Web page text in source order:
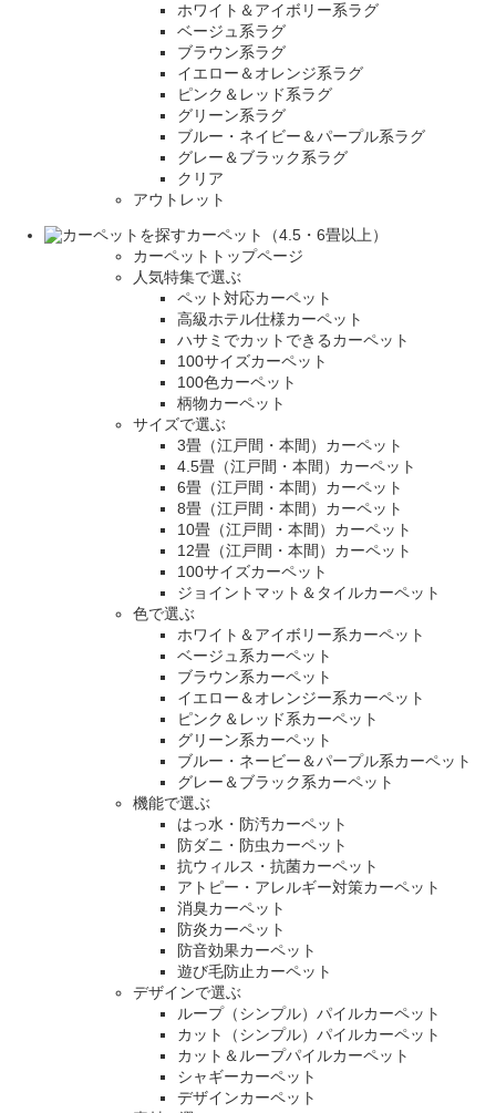
ホワイト＆アイボリー系ラグ
ベージュ系ラグ
ブラウン系ラグ
イエロー＆オレンジ系ラグ
ピンク＆レッド系ラグ
グリーン系ラグ
ブルー・ネイビー＆パープル系ラグ
グレー＆ブラック系ラグ
クリア
アウトレット
カーペット（4.5・6畳以上）
カーペットトップページ
人気特集で選ぶ
ペット対応カーペット
高級ホテル仕様カーペット
ハサミでカットできるカーペット
100サイズカーペット
100色カーペット
柄物カーペット
サイズで選ぶ
3畳（江戸間・本間）カーペット
4.5畳（江戸間・本間）カーペット
6畳（江戸間・本間）カーペット
8畳（江戸間・本間）カーペット
10畳（江戸間・本間）カーペット
12畳（江戸間・本間）カーペット
100サイズカーペット
ジョイントマット＆タイルカーペット
色で選ぶ
ホワイト＆アイボリー系カーペット
ベージュ系カーペット
ブラウン系カーペット
イエロー＆オレンジー系カーペット
ピンク＆レッド系カーペット
グリーン系カーペット
ブルー・ネービー＆パープル系カーペット
グレー＆ブラック系カーペット
機能で選ぶ
はっ水・防汚カーペット
防ダニ・防虫カーペット
抗ウィルス・抗菌カーペット
アトピー・アレルギー対策カーペット
消臭カーペット
防炎カーペット
防音効果カーペット
遊び毛防止カーペット
デザインで選ぶ
ループ（シンプル）パイルカーペット
カット（シンプル）パイルカーペット
カット＆ループパイルカーペット
シャギーカーペット
デザインカーペット